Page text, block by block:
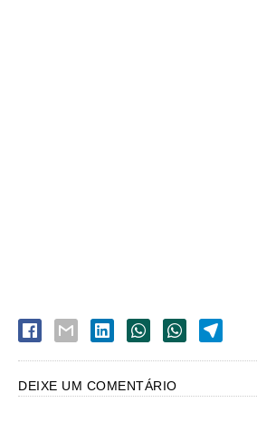
DEIXE UM COMENTÁRIO